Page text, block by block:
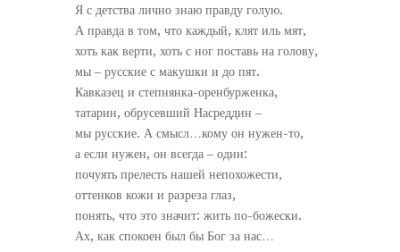
Я с детства лично знаю правду голую.
А правда в том, что каждый, клят иль мят,
хоть как верти, хоть с ног поставь на голову,
мы – русские с макушки и до пят.
Кавказец и степнянка-оренбурженка,
татарин, обрусевший Насреддин –
мы русские. А смысл…кому он нужен-то,
а если нужен, он всегда – один:
почуять прелесть нашей непохожести,
оттенков кожи и разреза глаз,
понять, что это значит: жить по-божески.
Ах, как спокоен был бы Бог за нас…